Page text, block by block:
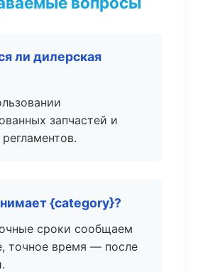
ли дилерская
запчастей и
{category}?
сроки сообщаем
точное время — после